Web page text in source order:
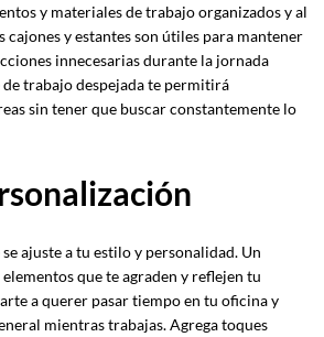
y materiales de trabajo organizados y al
cajones y estantes son útiles para mantener
innecesarias durante la jornada
trabajo despejada te permitirá
sin tener que buscar constantemente lo
ajuste a tu estilo y personalidad. Un
que te agraden y reflejen tu
a querer pasar tiempo en tu oficina y
mientras trabajas. Agrega toques